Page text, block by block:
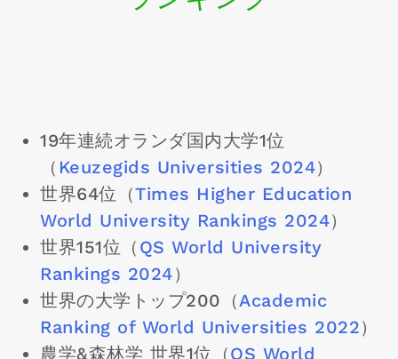
19年連続オランダ国内大学1位
（ Keuzegids Universities 2024）
世界64位（Times Higher Education
World University Rankings 2024）
世界151位（ QS World University
Rankings 2024）
世界の大学トップ200（Academic
Ranking of World Universities 2022）
農学&森林学 世界1位（QS World